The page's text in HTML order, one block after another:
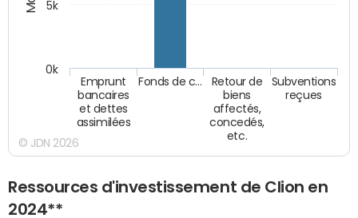
Emprunt
bancaires
et dettes
assimilées
Fonds de c…
Retour de
biens
affectés,
concedés,
etc.
Subventions
reçues
0k
5k
© JDN 2026
Ressources d'investissement de Clion en
2024**